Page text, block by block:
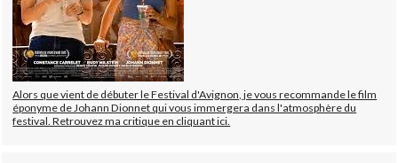
Alors que vient de débuter le Festival d'Avignon, je vous recommande le film
éponyme de Johann Dionnet qui vous immergera dans l'atmosphère du
festival. Retrouvez ma critique en cliquant ici.